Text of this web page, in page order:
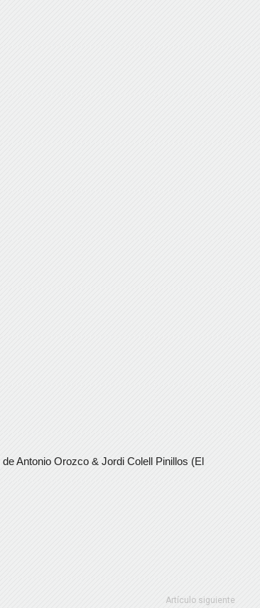
Antonio Orozco & Jordi Colell Pinillos (El
Artículo siguiente